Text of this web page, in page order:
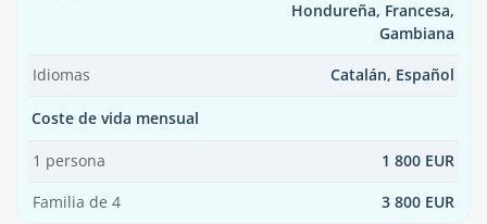
Hondureña, Francesa,
Gambiana
Idiomas Catalán, Español
Coste de vida mensual
1 persona 1 800 EUR
Familia de 4 3 800 EUR